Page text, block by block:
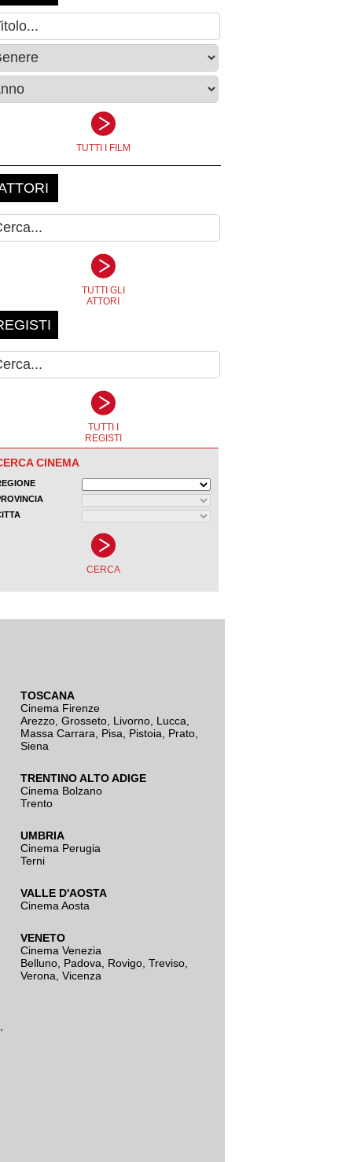
TOSCANA
Cinema Firenze
Arezzo Grosseto Livorno Lucca
Massa Carrara
Pisa Pistoia Prato
Siena
TRENTINO ALTO ADIGE
Cinema Bolzano
Trento
UMBRIA
Cinema Perugia
Terni
VALLE D'AOSTA
Cinema Aosta
VENETO
Cinema Venezia
Belluno Padova Rovigo Treviso
Verona Vicenza